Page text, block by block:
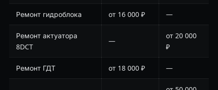
Ремонт гидроблока от 16 000 ₽ —
Ремонт актуатора
8DCT
—
от 20 000
₽
Ремонт ГДТ от 18 000 ₽ —